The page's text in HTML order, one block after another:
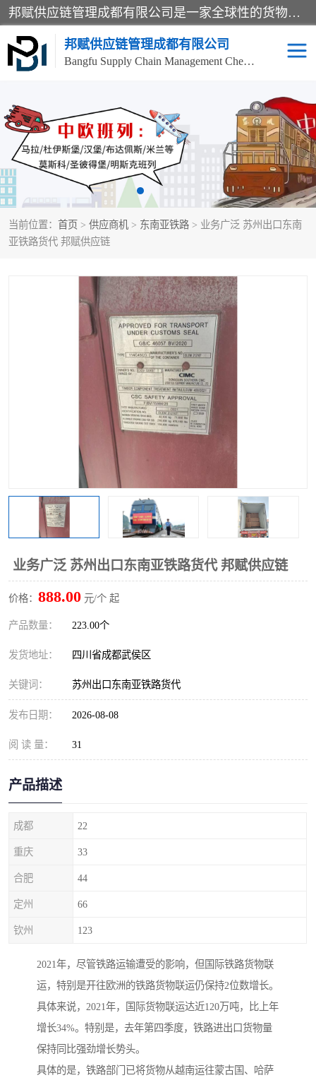
邦赋供应链管理成都有限公司是一家全球性的货物运输代理公司，主要从事：波兰中欧班列、德国中欧班列、出口莫斯科班列、中欧班列进口、蓉欧铁路、成都出口空运等业务，同时亦提供报关、报检、仓储、码头操作等服务。
邦赋供应链管理成都有限公司
Bangfu Supply Chain Management Chengdu Co.,LTD
当前位置： 首页 > 供应商机 > 东南亚铁路 > 业务广泛 苏州出口东南
亚铁路货代 邦赋供应链
业务广泛 苏州出口东南亚铁路货代 邦赋供应链
价格： 888.00 元/个 起
产品数量： 223.00个
发货地址： 四川省成都武侯区
关键词： 苏州出口东南亚铁路货代
发布日期： 2026-08-08
阅 读 量： 31
产品描述
成都 22
重庆 33
合肥 44
定州 66
钦州 123
2021年，尽管铁路运输遭受的影响，但国际铁路货物联
运，特别是开往欧洲的铁路货物联运仍保持2位数增长。
具体来说，2021年，国际货物联运达近120万吨，比上年
增长34%。特别是，去年第四季度，铁路进出口货物量
保持同比强劲增长势头。
具体的是，铁路部门已将货物从越南运往蒙古国、哈萨
进出口门到门 成都中欧班列
国际汽运 国际空运
食品进口物流清关 南美海运
化妆品进口清关物流 国际海运
中俄铁路班列 中欧班列进口红酒啤酒
蓉欧班列进口机械设备 马来西亚物流
铁路出口拼箱/整柜